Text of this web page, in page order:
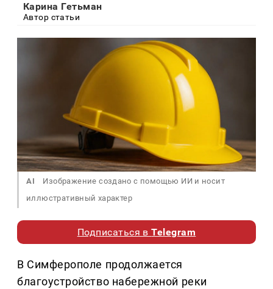
Карина Гетьман
Автор статьи
AI
Изображение создано с помощью ИИ и носит
иллюстративный характер
Подписаться вTelegram
В Симферополе продолжается
благоустройство набережной реки